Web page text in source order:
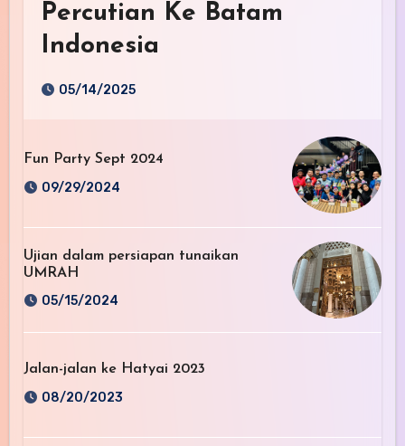
Percutian Ke Batam
Indonesia
05/14/2025
Fun Party Sept 2024
09/29/2024
Ujian dalam persiapan tunaikan
UMRAH
05/15/2024
Jalan-jalan ke Hatyai 2023
08/20/2023